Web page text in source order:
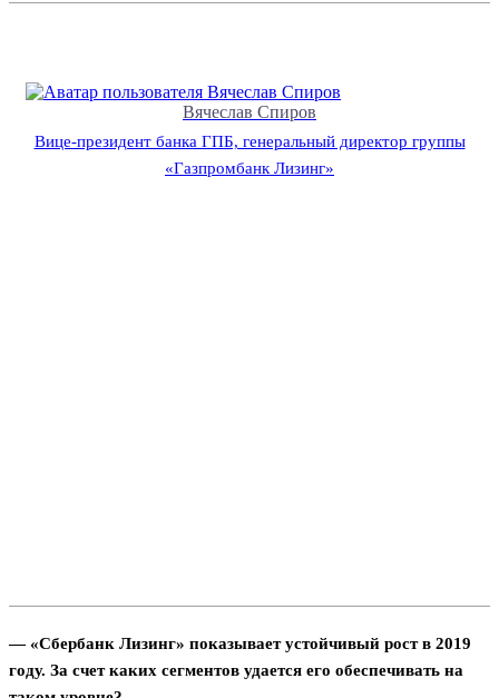
Вячеслав Спиров
Вице-президент банка ГПБ, генеральный директор группы
«Газпромбанк Лизинг»
— «Сбербанк Лизинг» показывает устойчивый рост в 2019
году. За счет каких сегментов удается его обеспечивать на